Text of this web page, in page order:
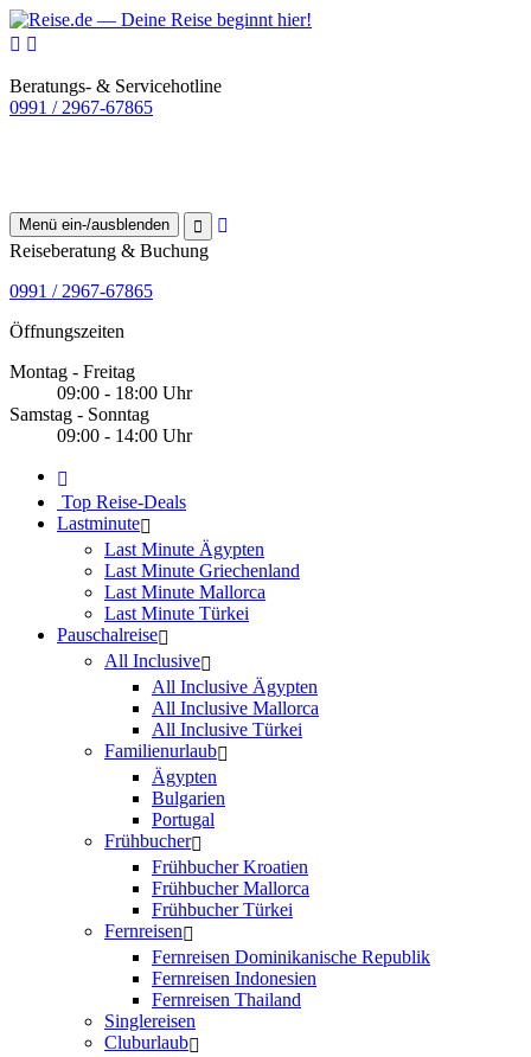
Beratungs- & Servicehotline
0991 / 2967-67865
Menü ein-/ausblenden
Reiseberatung & Buchung
0991 / 2967-67865
Öffnungszeiten
Montag - Freitag
09:00 - 18:00 Uhr
Samstag - Sonntag
09:00 - 14:00 Uhr
Top Reise-Deals
Lastminute
Last Minute Ägypten
Last Minute Griechenland
Last Minute Mallorca
Last Minute Türkei
Pauschalreise
All Inclusive
All Inclusive Ägypten
All Inclusive Mallorca
All Inclusive Türkei
Familienurlaub
Ägypten
Bulgarien
Portugal
Frühbucher
Frühbucher Kroatien
Frühbucher Mallorca
Frühbucher Türkei
Fernreisen
Fernreisen Dominikanische Republik
Fernreisen Indonesien
Fernreisen Thailand
Singlereisen
Cluburlaub